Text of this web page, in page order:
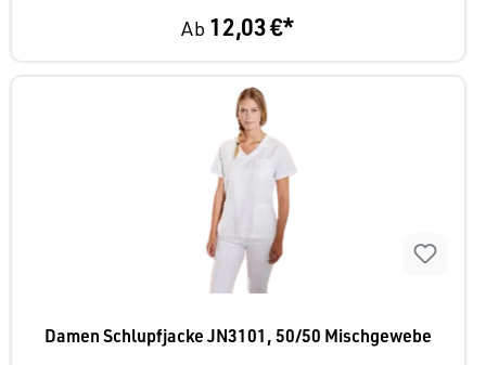
Ab 12,03 €*
Damen Schlupfjacke JN3101, 50/50 Mischgewebe